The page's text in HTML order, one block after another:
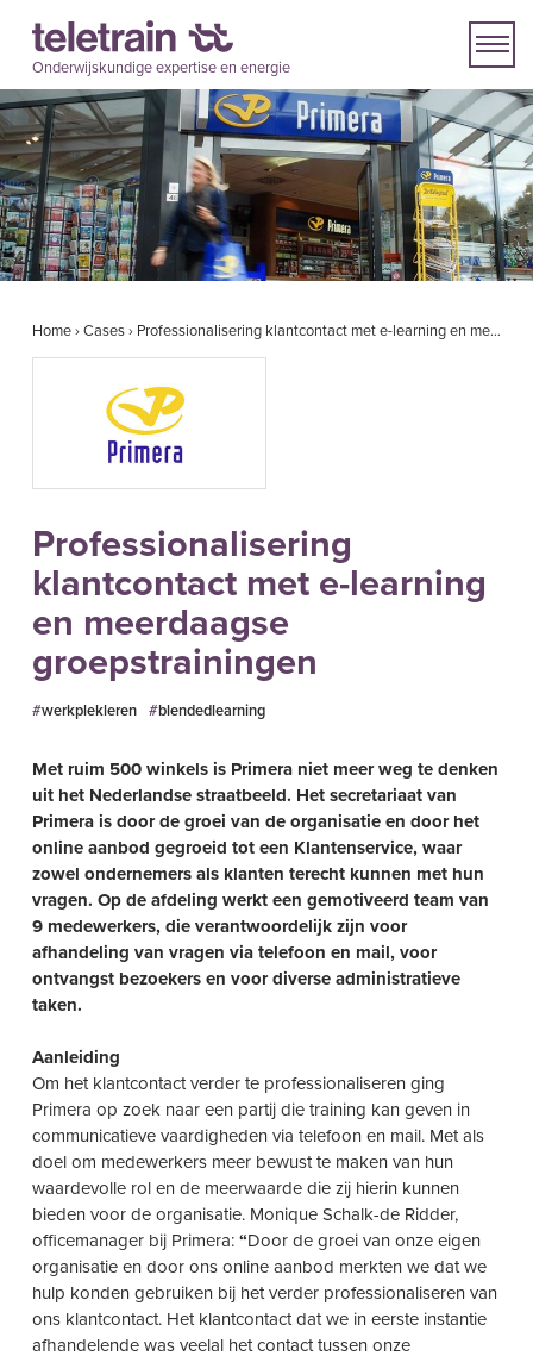
Onderwijskundige expertise en energie
Home›Cases› Professionalisering klantcontact met e-learning en meerdaagse groepstrainingen
Professionalisering
klantcontact met e-learning
en meerdaagse
groepstrainingen
werkplekleren blendedlearning
Met ruim 500 winkels is Primera niet meer weg te denken
uit het Nederlandse straatbeeld. Het secretariaat van
Primera is door de groei van de organisatie en door het
online aanbod gegroeid tot een Klantenservice, waar
zowel ondernemers als klanten terecht kunnen met hun
vragen. Op de afdeling werkt een gemotiveerd team van
9 medewerkers, die verantwoordelijk zijn voor
afhandeling van vragen via telefoon en mail, voor
ontvangst bezoekers en voor diverse administratieve
taken.
Aanleiding
Om het klantcontact verder te professionaliseren ging
Primera op zoek naar een partij die training kan geven in
communicatieve vaardigheden via telefoon en mail. Met als
doelom medewerkers meer bewust te maken van hun
waardevolle rol en de meerwaarde die zij hierin kunnen
bieden voor de organisatie. Monique Schalk-de Ridder,
officemanager bij Primera:“Door de groei van onze eigen
organisatie en door ons online aanbod merkten we dat we
hulp konden gebruiken bij het verder professionaliseren van
ons klantcontact. Het klantcontact dat we in eerste instantie
afhandelende was veelal het contact tussen onze